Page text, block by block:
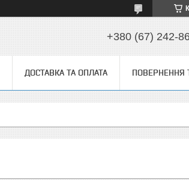
+380 (67) 242-
ДОСТАВКА ТА ОПЛАТА ПОВЕРНЕННЯ